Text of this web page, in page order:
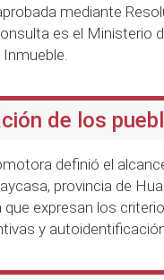
mediante
es el Ministerio
de los
definió el
provincia de
que expresan los
y